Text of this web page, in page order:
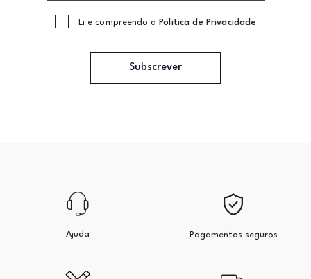
Li e compreendo a Politica de Privacidade
Subscrever
Ajuda Pagamentos seguros